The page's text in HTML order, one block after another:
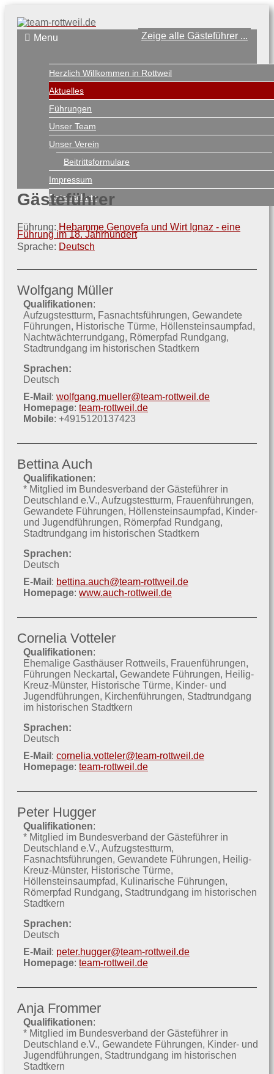
Menu
Herzlich Willkommen in Rottweil
Aktuelles
Führungen
Unser Team
Unser Verein
Beitrittsformulare
Impressum
Datenschutz
Gästeführer
Führung: Hebamme Genovefa und Wirt Ignaz - eine
Führung im 18. Jahrhundert
Sprache: Deutsch
Zeige alle Gästeführer ...
Wolfgang Müller
Qualifikationen:
Aufzugstestturm Fasnachtsführungen Gewandete
Führungen
Historische Türme
Höllensteinsaumpfad
Nachtwächterrundgang
Römerpfad Rundgang
Stadtrundgang im historischen Stadtkern
Sprachen:
Deutsch
E-Mail : wolfgang.mueller@team-rottweil.de
Homepage: team-rottweil.de
Mobile: +4915120137423
Bettina Auch
Qualifikationen:
* Mitglied im Bundesverband der Gästeführer in
Deutschland e.V. Aufzugstestturm Frauenführungen
Gewandete Führungen
Höllensteinsaumpfad
Kinder-
und Jugendführungen
Römerpfad Rundgang
Stadtrundgang im historischen Stadtkern
Sprachen:
Deutsch
E-Mail : bettina.auch@team-rottweil.de
Homepage: www.auch-rottweil.de
Cornelia Votteler
Qualifikationen:
Ehemalige Gasthäuser Rottweils Frauenführungen
Führungen Neckartal
Gewandete Führungen
Heilig-
Kreuz-Münster Historische Türme
Kinder- und
Jugendführungen
Kirchenführungen Stadtrundgang
im historischen Stadtkern
Sprachen:
Deutsch
E-Mail : cornelia.votteler@team-rottweil.de
Homepage: team-rottweil.de
Peter Hugger
Qualifikationen:
* Mitglied im Bundesverband der Gästeführer in
Deutschland e.V. Aufzugstestturm
Fasnachtsführungen Gewandete Führungen
Heilig-
Kreuz-Münster Historische Türme
Höllensteinsaumpfad
Kulinarische Führungen
Römerpfad Rundgang Stadtrundgang im historischen
Stadtkern
Sprachen:
Deutsch
E-Mail : peter.hugger@team-rottweil.de
Homepage: team-rottweil.de
Anja Frommer
Qualifikationen:
* Mitglied im Bundesverband der Gästeführer in
Deutschland e.V. Gewandete Führungen
Kinder- und
Jugendführungen Stadtrundgang im historischen
Stadtkern